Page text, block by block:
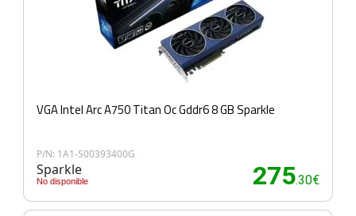
VGA Intel Arc A750 Titan Oc Gddr6 8 GB Sparkle
P/N: 1A1-S00393400G
Sparkle
No disponible 275.30€